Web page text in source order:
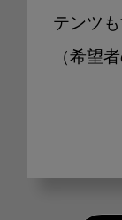
テンツ
（希望